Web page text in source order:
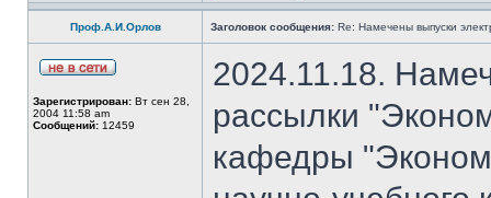
Проф.А.И.Орлов Заголовок сообщения: Re: Намечены выпуски
Зарегистрирован: Вт сен 28,
2004 11:58 am
Сообщений: 12459
2024.11.18.
рассылки
кафедры